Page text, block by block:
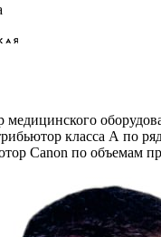
класса А по
Canon по объемам